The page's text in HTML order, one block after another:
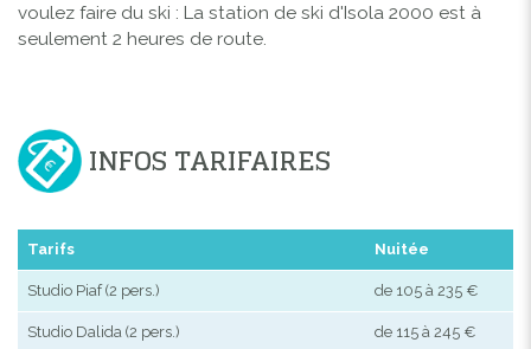
voulez faire du ski : La station de ski d'Isola 2000 est à
seulement 2 heures de route.
INFOS TARIFAIRES
Tarifs Nuitée
Studio Piaf (2 pers.) de 105 à 235 €
Studio Dalida (2 pers.) de 115 à 245 €